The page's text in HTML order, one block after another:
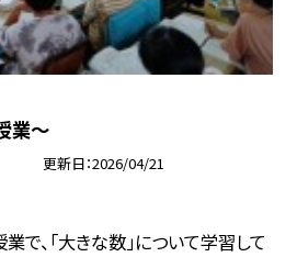
業～
更新日 2026/04/21
で、「大きな数」について学習して